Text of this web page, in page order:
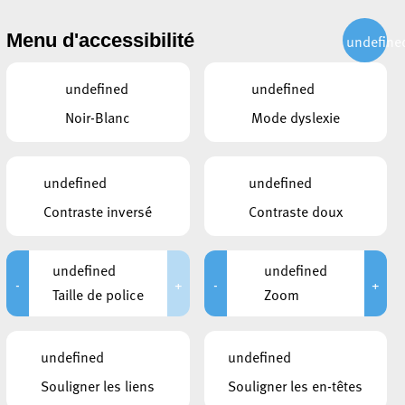
ACTUALITÉS PUBLICATIONS CONTACT
CE QUI POURRAIT VOUS
30 juillet 2026
AVIS AU PUBLIC : Risque élevé
Menu d'accessibilité
undefined
Noir-Blanc
undefined
Mode dyslexie
undefined
Contraste inversé
undefined
Contraste doux
-
undefined
Taille de police
+ -
undefined
Zoom
+
undefined
Souligner les liens
undefined
Souligner les en-têtes